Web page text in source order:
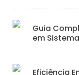
Guia
em
Eficiência